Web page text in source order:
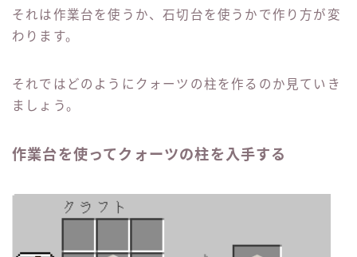
それは作業台を使うか、石切台を使うかで作り方が変
わります。
それではどのようにクォーツの柱を作るのか見ていき
ましょう。
作業台を使ってクォーツの柱を入手する